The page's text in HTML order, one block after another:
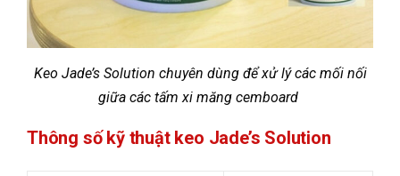
Keo Jade’s Solution chuyên dùng để xử lý các mối nối
giữa các tấm xi măng cemboard
Thông số kỹ thuật keo Jade’s Solution